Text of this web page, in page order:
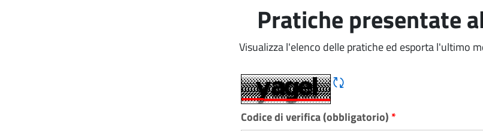
Pratiche presentate
Visualizza l'elenco delle pratiche ed esporta l'ultimo
Rigene CAPTCHA
Codice di verifica (obbligatorio) *